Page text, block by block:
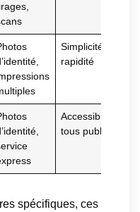
Simplicité et
rapidité
Accessibilité
tous publics
spécifiques, ces